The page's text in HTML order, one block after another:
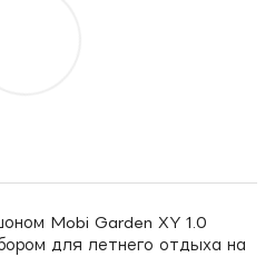
Mobi Garden XY 1.0
для летнего отдыха на